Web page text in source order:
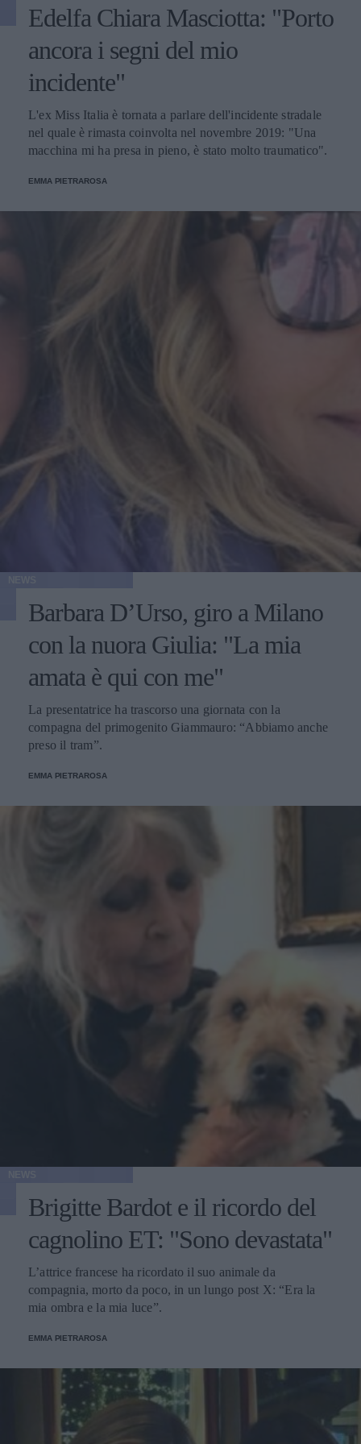
Edelfa Chiara Masciotta: "Porto
ancora i segni del mio
incidente"
L'ex Miss Italia è tornata a parlare dell'incidente stradale
nel quale è rimasta coinvolta nel novembre 2019: "Una
macchina mi ha presa in pieno, è stato molto traumatico".
EMMA PIETRAROSA
Barbara D’Urso, giro a Milano
con la nuora Giulia: "La mia
amata è qui con me"
La presentatrice ha trascorso una giornata con la
compagna del primogenito Giammauro: “Abbiamo anche
preso il tram”.
EMMA PIETRAROSA
Brigitte Bardot e il ricordo del
cagnolino ET: "Sono devastata"
L’attrice francese ha ricordato il suo animale da
compagnia, morto da poco, in un lungo post X: “Era la
mia ombra e la mia luce”.
EMMA PIETRAROSA